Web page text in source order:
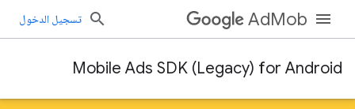
AdMob تسجيل الدخول
Mobile Ads SDK (Legacy) for Android